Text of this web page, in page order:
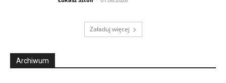
Załaduj więcej
Archiwum